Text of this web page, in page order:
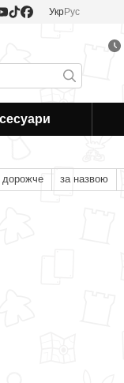
УкрРус
дорожче за назвою